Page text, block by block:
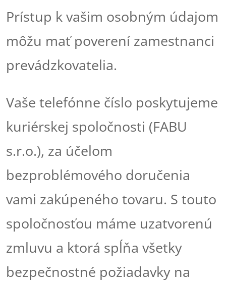
Prístup k vašim osobným údajom
môžu mať poverení zamestnanci
prevádzkovatelia.
Vaše telefónne číslo poskytujeme
kuriérskej spoločnosti (FABU
s.r.o.), za účelom
bezproblémového doručenia
vami zakúpeného tovaru. S touto
spoločnosťou máme uzatvorenú
zmluvu a ktorá spĺňa všetky
bezpečnostné požiadavky na